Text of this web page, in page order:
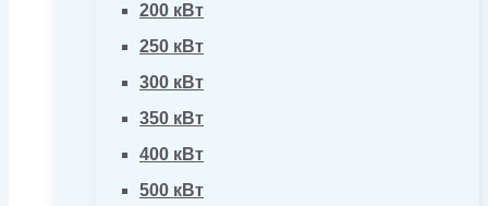
200 кВт
250 кВт
300 кВт
350 кВт
400 кВт
500 кВт